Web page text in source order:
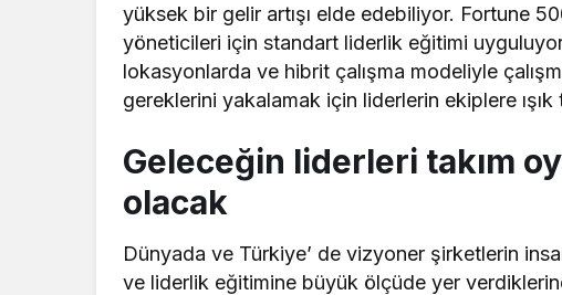
yüksek bir gelir artışı elde edebiliyor. Fortune
yöneticileri için standart liderlik eğitimi
lokasyonlarda ve hibrit çalışma modeliyle
gereklerini yakalamak için liderlerin ekiplere
Geleceğin liderleri takım
olacak
Dünyada ve Türkiye’ de vizyoner şirketlerin
ve liderlik eğitimine büyük ölçüde yer